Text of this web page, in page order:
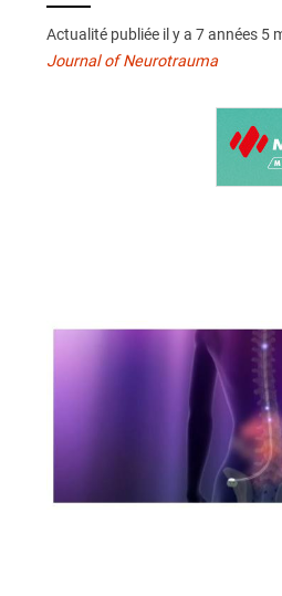
Actualité publiée il y a 7 années 5
Journal of Neurotrauma